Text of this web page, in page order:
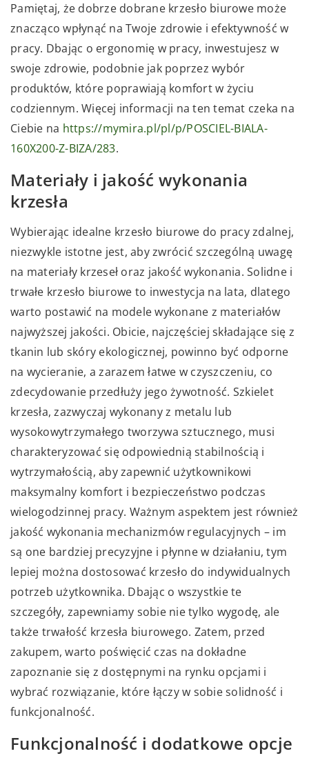
Pamiętaj, że dobrze dobrane krzesło biurowe może
znacząco wpłynąć na Twoje zdrowie i efektywność w
pracy. Dbając o ergonomię w pracy, inwestujesz w
swoje zdrowie, podobnie jak poprzez wybór
produktów, które poprawiają komfort w życiu
codziennym. Więcej informacji na ten temat czeka na
Ciebie na https://mymira.pl/pl/p/POSCIEL-BIALA-
160X200-Z-BIZA/283.
Materiały i jakość wykonania
krzesła
Wybierając idealne krzesło biurowe do pracy zdalnej,
niezwykle istotne jest, aby zwrócić szczególną uwagę
na materiały krzeseł oraz jakość wykonania. Solidne i
trwałe krzesło biurowe to inwestycja na lata, dlatego
warto postawić na modele wykonane z materiałów
najwyższej jakości. Obicie, najczęściej składające się z
tkanin lub skóry ekologicznej, powinno być odporne
na wycieranie, a zarazem łatwe w czyszczeniu, co
zdecydowanie przedłuży jego żywotność. Szkielet
krzesła, zazwyczaj wykonany z metalu lub
wysokowytrzymałego tworzywa sztucznego, musi
charakteryzować się odpowiednią stabilnością i
wytrzymałością, aby zapewnić użytkownikowi
maksymalny komfort i bezpieczeństwo podczas
wielogodzinnej pracy. Ważnym aspektem jest również
jakość wykonania mechanizmów regulacyjnych – im
są one bardziej precyzyjne i płynne w działaniu, tym
lepiej można dostosować krzesło do indywidualnych
potrzeb użytkownika. Dbając o wszystkie te
szczegóły, zapewniamy sobie nie tylko wygodę, ale
także trwałość krzesła biurowego. Zatem, przed
zakupem, warto poświęcić czas na dokładne
zapoznanie się z dostępnymi na rynku opcjami i
wybrać rozwiązanie, które łączy w sobie solidność i
funkcjonalność.
Funkcjonalność i dodatkowe opcje